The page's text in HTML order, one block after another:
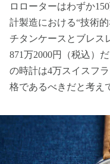
ロローターはわずか
計製造における“技術
チタンケースとブレス
871万2000円（税込）
の時計は4万スイスフ
格であるべきだと考え